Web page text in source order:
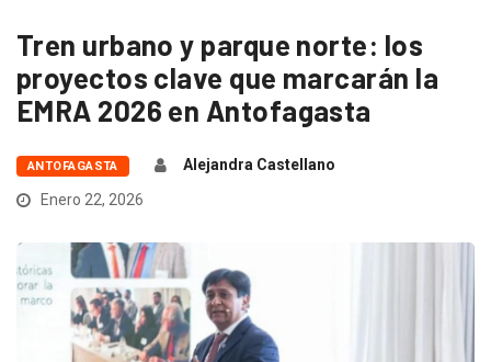
Tren urbano y parque norte: los
proyectos clave que marcarán la
EMRA 2026 en Antofagasta
ANTOFAGASTA
Alejandra Castellano
Enero 22, 2026